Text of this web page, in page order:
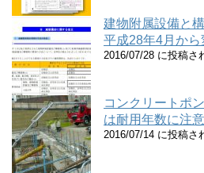
建物附属設備と
平成28年4月から
2016/07/28 に投稿さ
コンクリートポ
は耐用年数に注
2016/07/14 に投稿さ